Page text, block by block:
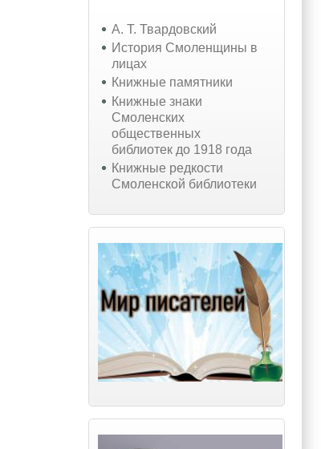
А. Т. Твардовский
История Смоленщины в
лицах
Книжные памятники
Книжные знаки
Смоленских
общественных
библиотек до 1918 года
Книжные редкости
Смоленской библиотеки